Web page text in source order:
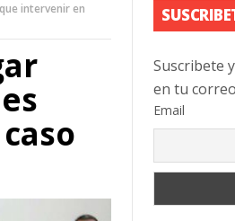
intervenir en
Suscribete
en tu
Email